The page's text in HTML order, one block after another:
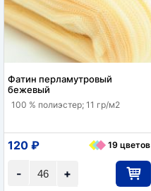
Фатин перламутровый
бежевый
100 % полиэстер; 11 гр/м2
+
-
120 ₽ 19 цветов